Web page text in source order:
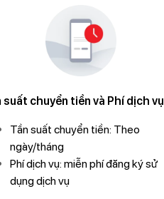
suất chuyển tiền và Phí dịch vụ
Tần suất chuyển tiền: Theo
ngày/tháng
Phí dịch vụ: miễn phí đăng ký sử
dụng dịch vụ